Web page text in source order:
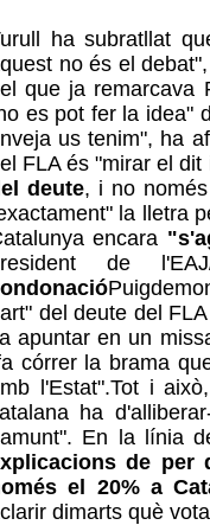
ha subratllat
no és el
que ja remarcava
es pot fer la idea"
us tenim", ha
FLA és "mirar el
deute, i no
la lletra
encara
de
del deute del
apuntar en un
córrer la brama
l'Estat".Tot i
ha
En la línia
de per
el 20% a
dimarts què